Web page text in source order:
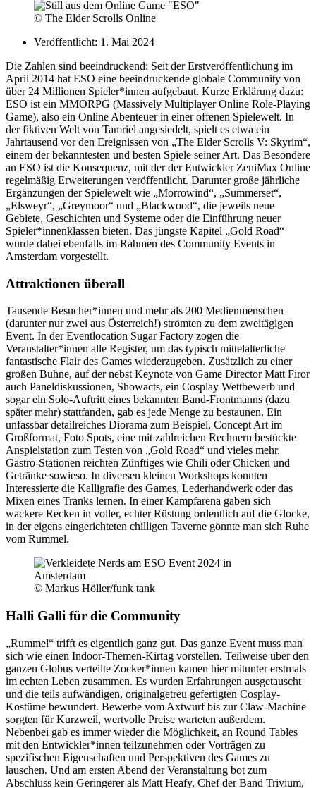
© The Elder Scrolls Online
Veröffentlicht: 1. Mai 2024
Die Zahlen sind beeindruckend: Seit der Erstveröffentlichung im
April 2014 hat ESO eine beeindruckende globale Community von
über 24 Millionen Spieler*innen aufgebaut. Kurze Erklärung dazu:
ESO ist ein MMORPG (Massively Multiplayer Online Role-Playing
Game), also ein Online Abenteuer in einer offenen Spielewelt. In
der fiktiven Welt von Tamriel angesiedelt, spielt es etwa ein
Jahrtausend vor den Ereignissen von „The Elder Scrolls V: Skyrim“,
einem der bekanntesten und besten Spiele seiner Art. Das Besondere
an ESO ist die Konsequenz, mit der der Entwickler ZeniMax Online
regelmäßig Erweiterungen veröffentlicht. Darunter große jährliche
Ergänzungen der Spielewelt wie „Morrowind“, „Summerset“,
„Elsweyr“, „Greymoor“ und „Blackwood“, die jeweils neue
Gebiete, Geschichten und Systeme oder die Einführung neuer
Spieler*innenklassen bieten. Das jüngste Kapitel „Gold Road“
wurde dabei ebenfalls im Rahmen des Community Events in
Amsterdam vorgestellt.
Attraktionen überall
Tausende Besucher*innen und mehr als 200 Medienmenschen
(darunter nur zwei aus Österreich!) strömten zu dem zweitägigen
Event. In der Eventlocation Sugar Factory zogen die
Veranstalter*innen alle Register, um das typisch mittelalterliche
fantastische Flair des Games wiederzugeben. Zusätzlich zu einer
großen Bühne, auf der nebst Keynote von Game Director Matt Firor
auch Paneldiskussionen, Showacts, ein Cosplay Wettbewerb und
sogar ein Solo-Auftritt eines bekannten Band-Frontmanns (dazu
später mehr) stattfanden, gab es jede Menge zu bestaunen. Ein
unfassbar detailreiches Diorama zum Beispiel, Concept Art im
Großformat, Foto Spots, eine mit zahlreichen Rechnern bestückte
Anspielstation zum Testen von „Gold Road“ und vieles mehr.
Gastro-Stationen reichten Zünftiges wie Chili oder Chicken und
Getränke sowieso. In diversen kleinen Workshops konnten
Interessierte die Kalligrafie des Games, Lederhandwerk oder das
Mixen eines Tranks lernen. In einer Kampfarena gaben sich
wackere Recken in voller, echter Rüstung ordentlich auf die Glocke,
in der eigens eingerichteten chilligen Taverne gönnte man sich Ruhe
vom Rummel.
© Markus Höller/funk tank
Halli Galli für die Community
„Rummel“ trifft es eigentlich ganz gut. Das ganze Event muss man
sich wie einen Indoor-Themen-Kirtag vorstellen. Teilweise über den
ganzen Globus verteilte Zocker*innen kamen hier mitunter erstmals
im echten Leben zusammen. Es wurden Erfahrungen ausgetauscht
und die teils aufwändigen, originalgetreu gefertigten Cosplay-
Kostüme bewundert. Bewerbe vom Axtwurf bis zur Claw-Machine
sorgten für Kurzweil, wertvolle Preise warteten außerdem.
Nebenbei gab es immer wieder die Möglichkeit, an Round Tables
mit den Entwickler*innen teilzunehmen oder Vorträgen zu
spezifischen Eigenschaften und Perspektiven des Games zu
lauschen. Und am ersten Abend der Veranstaltung bot zum
Abschluss kein Geringerer als Matt Heafy, Chef der Band Trivium,